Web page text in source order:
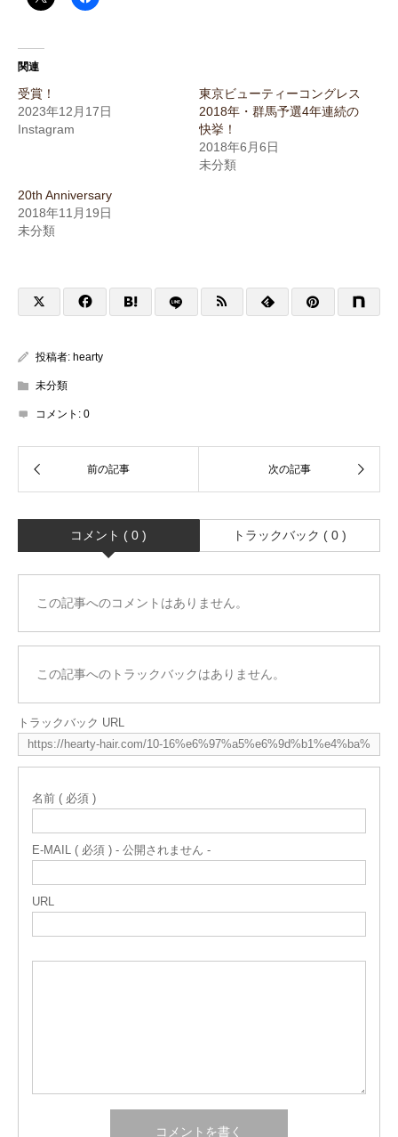
関連
受賞！
2023年12月17日
Instagram
東京ビューティーコングレス
2018年・群馬予選4年連続の
快挙！
2018年6月6日
未分類
20th Anniversary
2018年11月19日
未分類
投稿者: hearty
未分類
コメント: 0
コメント ( 0 ) トラックバック ( 0 )
この記事へのコメントはありません。
この記事へのトラックバックはありません。
トラックバック URL
名前 ( 必須 )
E-MAIL ( 必須 ) - 公開されません -
URL